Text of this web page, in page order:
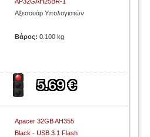
AP32GAH25BR-1
Αξεσουάρ Υπολογιστών
Βάρος:0.100 kg
Apacer 32GB AH355
Black - USB 3.1 Flash